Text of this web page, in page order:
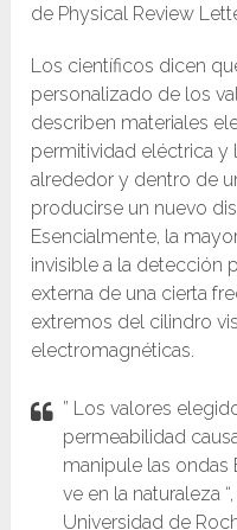
de Physical Review
Los científicos dicen
personalizado de los
describen materiales
permitividad eléctrica y
alrededor y dentro de
producirse un nuevo
Esencialmente, la
invisible a la detección
externa de una cierta
extremos del cilindro
electromagnéticas.
” Los valores
permeabilidad
manipule las ondas
ve en la naturaleza
Universidad de